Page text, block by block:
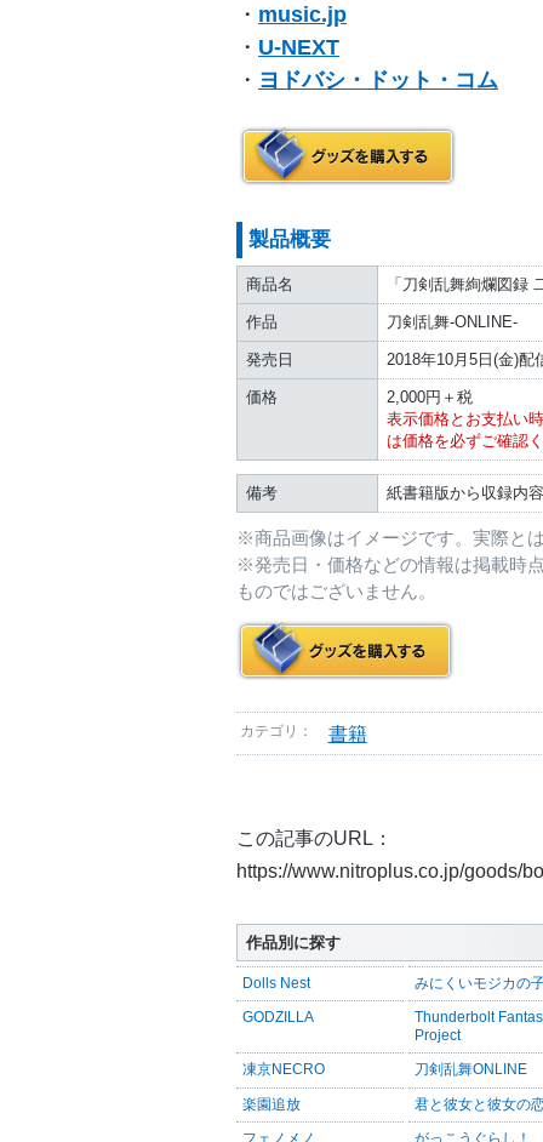
・ music.jp
・ U-NEXT
・ ヨドバシ・ドット・コム
製品概要
商品名 「刀剣乱舞絢爛図録
作品 刀剣乱舞-ONLINE-
発売日 2018年10月5日(金)配
価格
2,000円＋税
表示価格とお支払い
は価格を必ずご確認
備考 紙書籍版から収録内
※商品画像はイメージです。実際と
※発売日・価格などの情報は掲載時
ものではございません。
カテゴリ： 書籍
この記事のURL：
https://www.nitroplus.co.jp/goods/
作品別に探す
Dolls Nest みにくいモジカの
GODZILLA
Thunderbolt
Project
凍京NECRO 刀剣乱舞ONLINE
楽園追放 君と彼女と彼女の
フェノメノ がっこうぐらし！